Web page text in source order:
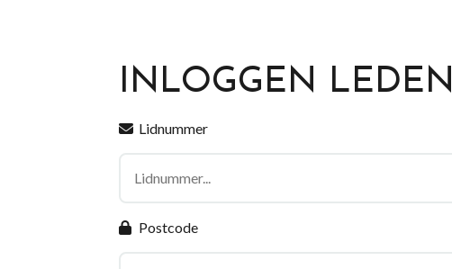
INLOGGEN LEDEN
Lidnummer
Postcode